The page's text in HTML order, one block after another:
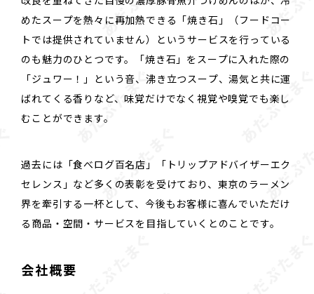
めたスープを熱々に再加熱できる「焼き石」（フードコー
トでは提供されていません）というサービスを行っている
のも魅力のひとつです。「焼き石」をスープに入れた際の
「ジュワー！」という音、沸き立つスープ、湯気と共に運
ばれてくる香りなど、味覚だけでなく視覚や嗅覚でも楽し
むことができます。
過去には「食べログ百名店」「トリップアドバイザーエク
セレンス」など多くの表彰を受けており、東京のラーメン
界を牽引する一杯として、今後もお客様に喜んでいただけ
る商品・空間・サービスを目指していくとのことです。
会社概要